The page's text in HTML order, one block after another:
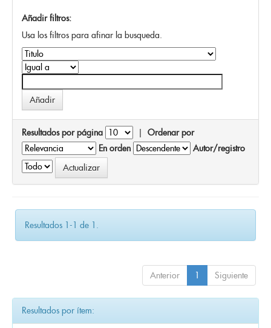
Añadir filtros:
Usa los filtros para afinar la busqueda.
Resultados por página | Ordenar por
En orden
Autor/registro
Resultados 1-1 de 1.
Anterior 1 Siguiente
Resultados por ítem: